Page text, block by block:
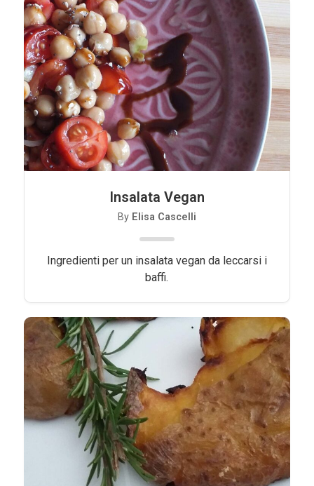
Insalata Vegan
By Elisa Cascelli
Ingredienti per un insalata vegan da leccarsi i
baffi.